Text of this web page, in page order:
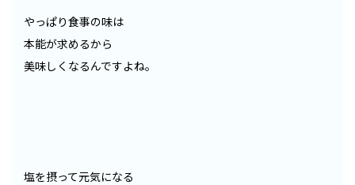
やっぱり食事の味は
本能が求めるから
美味しくなるんですよね。
塩を摂って元気になる